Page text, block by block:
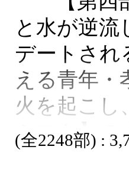
と水が逆流
デートされ
える青年
火を起こし
ミスト】の
(全2248部) :